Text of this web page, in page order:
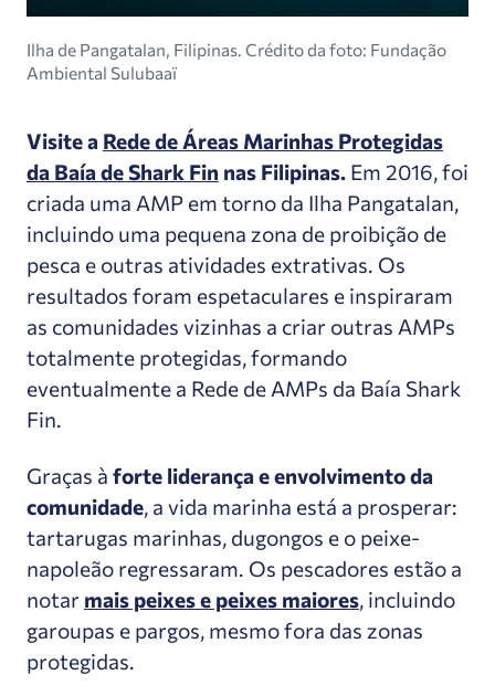
Ilha de Pangatalan, Filipinas. Crédito da foto: Fundação
Ambiental Sulubaaï
Visite a Rede de Áreas Marinhas Protegidas
da Baía de Shark Fin nas Filipinas.Em 2016, foi
criada uma AMP em torno da Ilha Pangatalan,
incluindo uma pequena zona de proibição de
pesca e outras atividades extrativas. Os
resultados foram espetaculares e inspiraram
as comunidades vizinhas a criar outras AMPs
totalmente protegidas, formando
eventualmente a Rede de AMPs da Baía Shark
Fin.
Graças à forte liderança e envolvimento da
comunidade, a vida marinha está a prosperar:
tartarugas marinhas, dugongos e o peixe-
napoleão regressaram. Os pescadores estão a
notar mais peixes e peixes maiores, incluindo
garoupas e pargos, mesmo fora das zonas
protegidas.